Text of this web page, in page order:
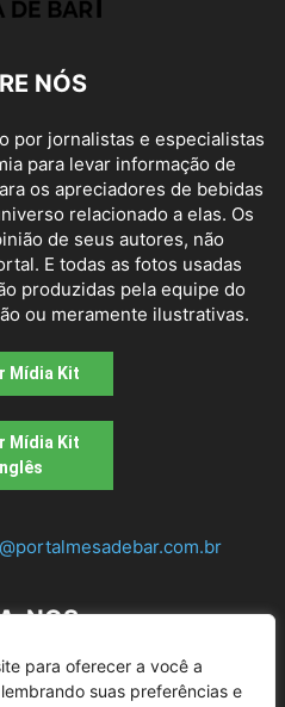
para oferecer a você a
suas preferências e
NÓS
por jornalistas e especialistas
para levar informação de
os apreciadores de bebidas
relacionado a elas. Os
de seus autores, não
E todas as fotos usadas
produzidas pela equipe do
ou meramente ilustrativas.
Mídia Kit
Mídia Kit
Inglês
NOS